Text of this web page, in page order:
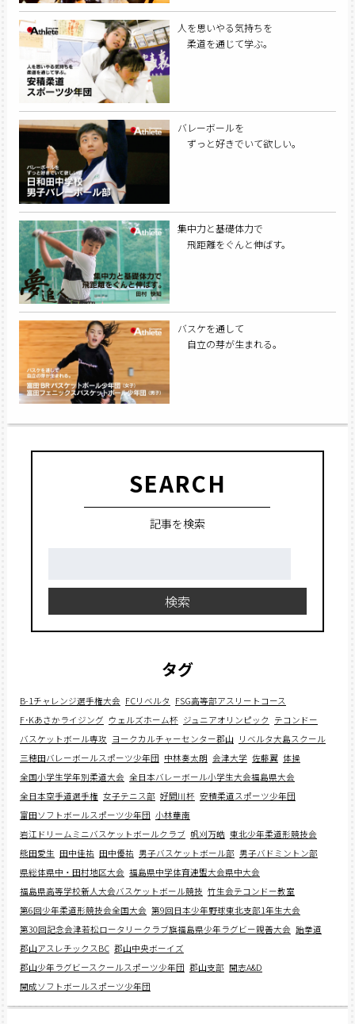
人を思いやる気持ちを
柔道を通じて学ぶ。
バレーボールを
ずっと好きでいて欲しい。
集中力と基礎体力で
飛距離をぐんと伸ばす。
バスケを通して
自立の芽が生まれる。
SEARCH
記事を検索
検索
タグ
B-1チャレンジ選手権大会 FCリベルタ FSG高等部アスリートコース
F･Kあさかライジング ウェルズホーム杯 ジュニアオリンピック テコンドー
バスケットボール専攻 ヨークカルチャーセンター郡山 リベルタ大島スクール
三穂田バレーボールスポーツ少年団 中林奏太朗 会津大学 佐藤翼 体操
全国小学生学年別柔道大会 全日本バレーボール小学生大会福島県大会
全日本空手道選手権 女子テニス部 好間川杯 安積柔道スポーツ少年団
富田ソフトボールスポーツ少年団 小林華南
岩江ドリームミニバスケットボールクラブ 帆刈万皓 東北少年柔道形競技会
熊田愛生 田中佳祐 田中優祐 男子バスケットボール部 男子バドミントン部
県総体県中・田村地区大会 福島県中学体育連盟大会県中大会
福島県高等学校新人大会バスケットボール競技 竹生会テコンドー教室
第6回少年柔道形競技会全国大会 第9回日本少年野球東北支部1年生大会
第30回記念会津若松ロータリークラブ旗福島県少年ラグビー親善大会 跆拳道
郡山アスレチックスBC 郡山中央ボーイズ
郡山少年ラグビースクールスポーツ少年団 郡山支部 開志A&D
開成ソフトボールスポーツ少年団